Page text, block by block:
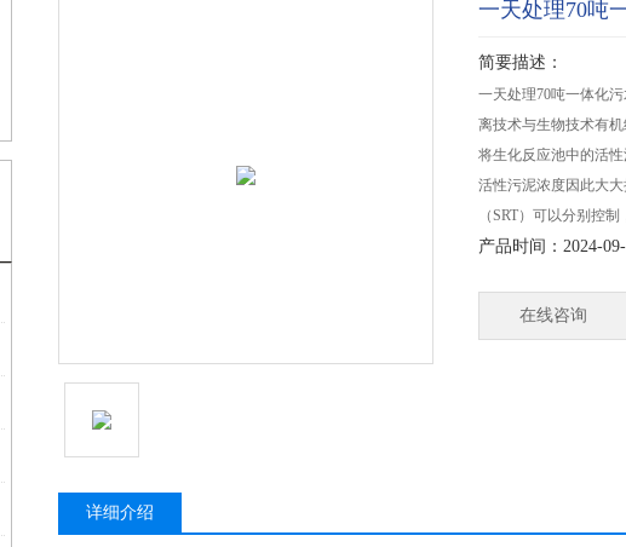
一天处理70吨
简要描述：
一天处理70吨一体化
离技术与生物技术有
将生化反应池中的活
活性污泥浓度因此大
（SRT）可以分别控
产品时间：2024-
在线咨询
详细介绍